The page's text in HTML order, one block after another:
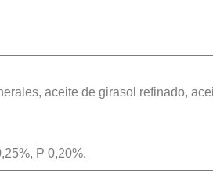
aceite de girasol refinado,
P 0,20%.